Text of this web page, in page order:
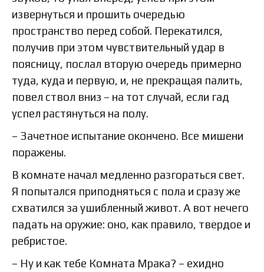
извернуться и прошить очередью
пространство перед собой. Перекатился,
получив при этом чувствительный удар в
поясницу, послал вторую очередь примерно
туда, куда и первую, и, не прекращая палить,
повел ствол вниз – на тот случай, если гад
успел растянуться на полу.
– Зачетное испытание окончено. Все мишени
поражены.
В комнате начал медленно разгораться свет.
Я попытался приподняться с пола и сразу же
схватился за ушибленный живот. А вот нечего
падать на оружие: оно, как правило, твердое и
ребристое.
– Ну и как тебе Комната Мрака? – ехидно